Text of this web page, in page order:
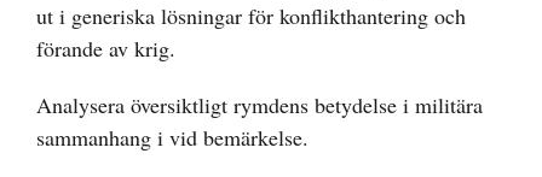
ut i generiska lösningar för konflikthantering och
förande av krig.
Analysera översiktligt rymdens betydelse i militära
sammanhang i vid bemärkelse.